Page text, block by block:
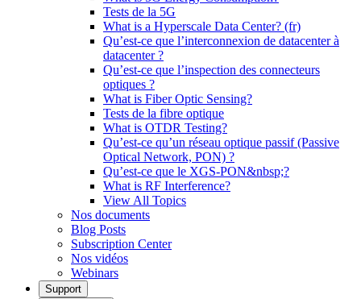
Tests de la 5G
What is a Hyperscale Data Center? (fr)
Qu’est-ce que l’interconnexion de datacenter à
datacenter ?
Qu’est-ce que l’inspection des connecteurs
optiques ?
What is Fiber Optic Sensing?
Tests de la fibre optique
What is OTDR Testing?
Qu’est-ce qu’un réseau optique passif (Passive
Optical Network, PON) ?
Qu’est-ce que le XGS-PON&nbsp;?
What is RF Interference?
View All Topics
Nos documents
Blog Posts
Subscription Center
Nos vidéos
Webinars
Support